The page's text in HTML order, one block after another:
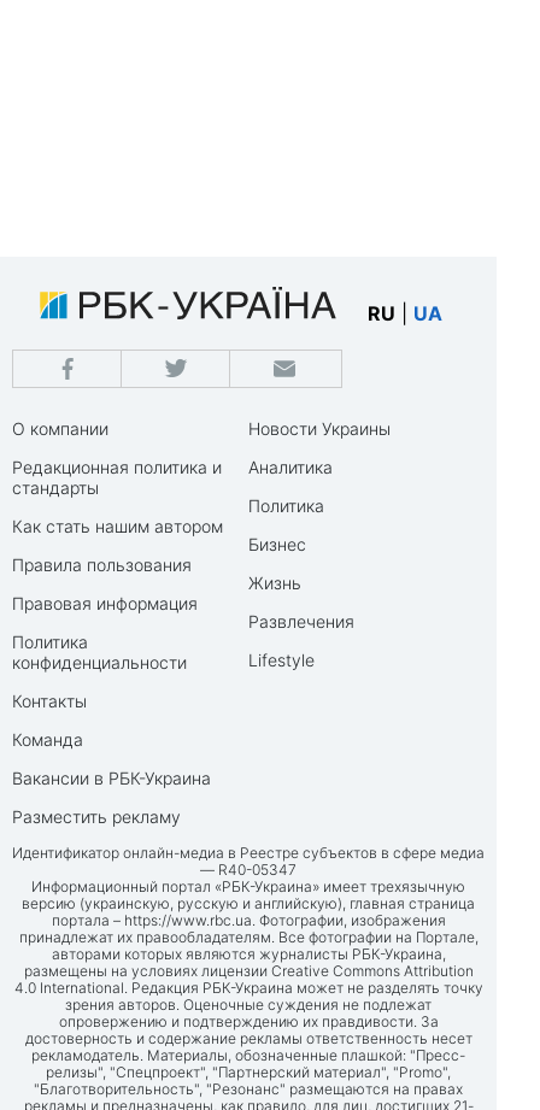
RU UA
О компании
Редакционная политика и
стандарты
Как стать нашим автором
Правила пользования
Правовая информация
Политика
конфиденциальности
Контакты
Команда
Вакансии в РБК-Украина
Разместить рекламу
Новости Украины
Аналитика
Политика
Бизнес
Жизнь
Развлечения
Lifestyle
Идентификатор онлайн-медиа в Реестре субъектов в сфере медиа
— R40-05347
Информационный портал «РБК-Украина» имеет трехязычную
версию (украинскую, русскую и английскую), главная страница
портала – https://www.rbc.ua. Фотографии, изображения
принадлежат их правообладателям. Все фотографии на Портале,
авторами которых являются журналисты РБК-Украина,
размещены на условиях лицензии Creative Commons Attribution
4.0 International. Редакция РБК-Украина может не разделять точку
зрения авторов. Оценочные суждения не подлежат
опровержению и подтверждению их правдивости. За
достоверность и содержание рекламы ответственность несет
рекламодатель. Материалы, обозначенные плашкой: "Пресс-
релизы", "Спецпроект", "Партнерский материал", "Promo",
"Благотворительность", "Резонанс" размещаются на правах
рекламы и предназначены, как правило, для лиц, достигших 21-